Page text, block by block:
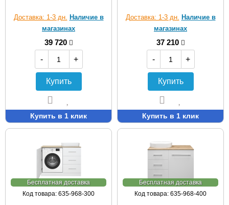
Доставка: 1-3 дн. Наличие в
магазинах
39 720
-
+
Купить
Купить в 1 клик
Доставка: 1-3 дн. Наличие в
магазинах
37 210
-
+
Купить
Купить в 1 клик
Бесплатная доставка
Код товара: 635-968-300
Бесплатная доставка
Код товара: 635-968-400